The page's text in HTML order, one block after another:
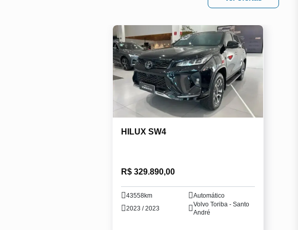
HILUX SW4
R$ 329.890,00
43558km
Automático
2023 / 2023
Volvo Toriba - Santo
André